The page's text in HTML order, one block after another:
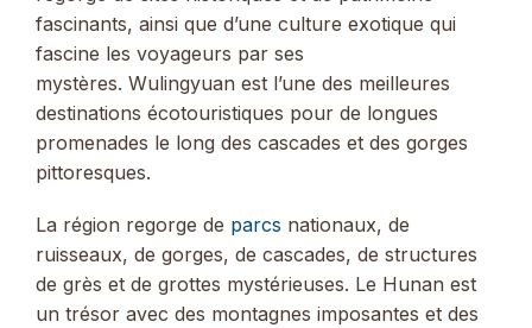
fascinants, ainsi que d’une culture exotique qui
fascine les voyageurs par ses
mystères. Wulingyuan est l’une des meilleures
destinations écotouristiques pour de longues
promenades le long des cascades et des gorges
pittoresques.
La région regorge de parcs nationaux, de
ruisseaux, de gorges, de cascades, de structures
de grès et de grottes mystérieuses. Le Hunan est
un trésor avec des montagnes imposantes et des